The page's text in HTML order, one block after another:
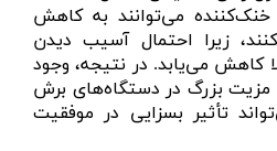
می‌توانند به کاهش
زیرا احتمال آسیب دیدن
کاهش می‌یابد. در نتیجه، وجود
بزرگ در دستگاه‌های برش
تأثیر بسزایی در موفقیت